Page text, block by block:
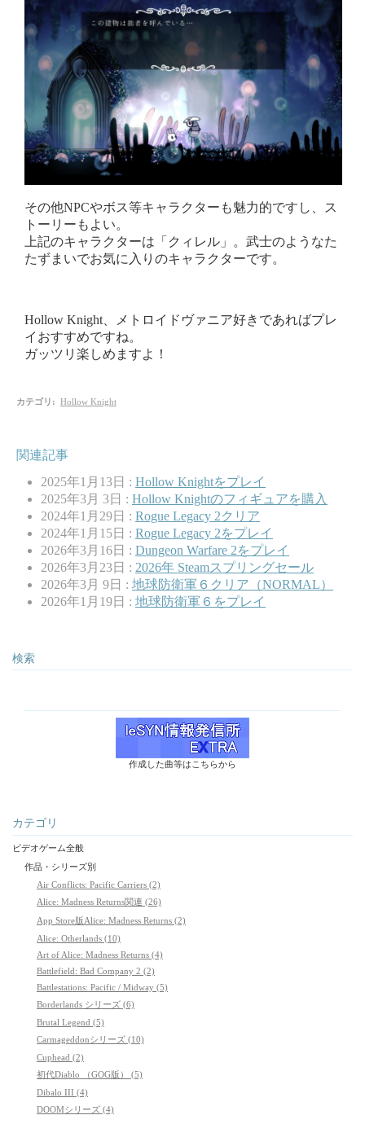
その他NPCやボス等キャラクターも魅力的ですし、ス
トーリーもよい。
上記のキャラクターは「クィレル」。武士のようなた
たずまいでお気に入りのキャラクターです。
Hollow Knight、メトロイドヴァニア好きであればプレ
イおすすめですね。
ガッツリ楽しめますよ！
カテゴリ : Hollow Knight
関連記事
2025年1月13日 : Hollow Knightをプレイ
2025年3月 3日 : Hollow Knightのフィギュアを購入
2024年1月29日 : Rogue Legacy 2クリア
2024年1月15日 : Rogue Legacy 2をプレイ
2026年3月16日 : Dungeon Warfare 2をプレイ
2026年3月23日 : 2026年 Steamスプリングセール
2026年3月 9日 : 地球防衛軍６クリア（NORMAL）
2026年1月19日 : 地球防衛軍６をプレイ
検索
作成した曲等はこちらから
カテゴリ
ビデオゲーム全般
作品・シリーズ別
Air Conflicts: Pacific Carriers (2)
Alice: Madness Returns関連 (26)
App Store版Alice: Madness Returns (2)
Alice: Otherlands (10)
Art of Alice: Madness Returns (4)
Battlefield: Bad Company 2 (2)
Battlestations: Pacific / Midway (5)
Borderlands シリーズ (6)
Brutal Legend (5)
Carmageddonシリーズ (10)
Cuphead (2)
初代Diablo （GOG版） (5)
Dibalo III (4)
DOOMシリーズ (4)